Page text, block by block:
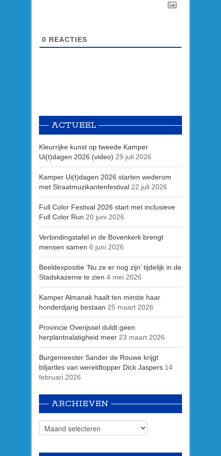
0 REACTIES
ACTUEEL
Kleurrijke kunst op tweede Kamper
Ui(t)dagen 2026 (video) 29 juli 2026
Kamper Ui(t)dagen 2026 starten wederom
met Straatmuzikantenfestival 22 juli 2026
Full Color Festival 2026 start met inclusieve
Full Color Run 20 juni 2026
Verbindingstafel in de Bovenkerk brengt
mensen samen 6 juni 2026
Beeldexpositie ’Nu ze er nog zijn’ tijdelijk in de
Stadskazerne te zien 4 mei 2026
Kamper Almanak haalt ten minste haar
honderdjarig bestaan 25 maart 2026
Provincie Overijssel duldt geen
herplantnalatigheid meer 23 maart 2026
Burgemeester Sander de Rouwe krijgt
biljartles van wereldtopper Dick Jaspers 14
februari 2026
ARCHIEVEN